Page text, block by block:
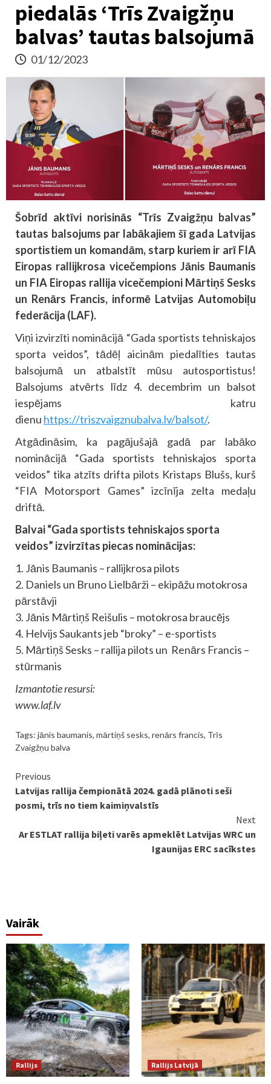
piedalās ‘Trīs Zvaigžņu
balvas’ tautas balsojumā
01/12/2023
Šobrīd aktīvi norisinās “Trīs Zvaigžņu balvas”
tautas balsojums par labākajiem šī gada Latvijas
sportistiem un komandām, starp kuriem ir arī FIA
Eiropas rallijkrosa vicečempions Jānis Baumanis
un FIA Eiropas rallija vicečempioni Mārtiņš Sesks
un Renārs Francis, informē Latvijas Automobiļu
federācija (LAF).
Viņi izvirzīti nominācijā “Gada sportists tehniskajos
sporta veidos”, tādēļ aicinām piedalīties tautas
balsojumā un atbalstīt mūsu autosportistus!
Balsojums atvērts līdz 4. decembrim un balsot
iespējams katru
dienu https://triszvaigznubalva.lv/balsot/.
Atgādināsim, ka pagājušajā gadā par labāko
nominācijā “Gada sportists tehniskajos sporta
veidos” tika atzīts drifta pilots Kristaps Blušs, kurš
“FIA Motorsport Games” izcīnīja zelta medaļu
driftā.
Balvai “Gada sportists tehniskajos sporta
veidos” izvirzītas piecas nominācijas:
1. Jānis Baumanis – rallijkrosa pilots
2. Daniels un Bruno Lielbārži – ekipāžu motokrosa
pārstāvji
3. Jānis Mārtiņš Reišulis – motokrosa braucējs
4. Helvijs Saukants jeb “broky” – e-sportists
5. Mārtiņš Sesks – rallija pilots un Renārs Francis –
stūrmanis
Izmantotie resursi:
www.laf.lv
Tags: jānis baumanis, mārtiņš sesks, renārs francis, Trīs
Zvaigžņu balva
Continue
Reading
Previous
Latvijas rallija čempionātā 2024. gadā plānoti seši
posmi, trīs no tiem kaimiņvalstīs
Next
Ar ESTLAT rallija biļeti varēs apmeklēt Latvijas WRC un
Igaunijas ERC sacīkstes
Vairāk
Rallijs Rallijs Latvijā